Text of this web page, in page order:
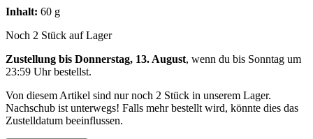
Inhalt: 60 g
Noch 2 Stück auf Lager
Zustellung bis Donnerstag, 13. August, wenn du bis Sonntag um
23:59 Uhrbestellst.
Von diesem Artikel sind nur noch 2 Stück in unserem Lager.
Nachschub ist unterwegs! Falls mehr bestellt wird, könnte dies das
Zustelldatum beeinflussen.